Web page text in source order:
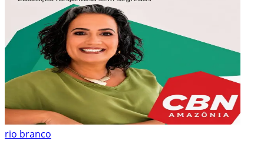
rio branco